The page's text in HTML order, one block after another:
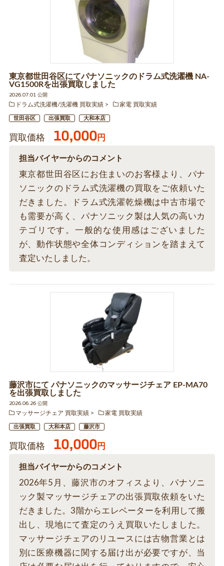
東京都世田谷区にてパナソニックのドラム式洗濯機 NA-
VG1500Rを出張買取しました
2026.07.01 公開
ドラム式洗濯機/洗濯機 買取実績
家電 買取実績
世田谷区 出張買取 大和本店
買取価格 10,000円
担当バイヤーからのコメント
東京都世田谷区にお住まいのお客様より、パナ
ソニックのドラム式洗濯機の買取をご依頼いた
だきました。ドラム式洗濯乾燥機は中古市場で
も需要が高く、パナソニック製は人気の高いカ
テゴリです。一般的な使用感はございました
が、動作状態や全体コンディションを踏まえて
査定いたしました。
藤沢市にて パナソニックのマッサージチェア EP-MA70
を出張買取しました
2026.06.26 公開
マッサージチェア 買取実績
家電 買取実績
出張買取 大和本店 藤沢市
買取価格 10,000円
担当バイヤーからのコメント
2026年5月、藤沢市のオフィスより、パナソニ
ック製マッサージチェアの出張買取依頼をいた
だきました。3階からエレベーターを利用して搬
出し、現地にて査定のうえ買取いたしました。
マッサージチェアのリユースには古物営業とは
別に医療機器に関する届け出が必要ですが、当